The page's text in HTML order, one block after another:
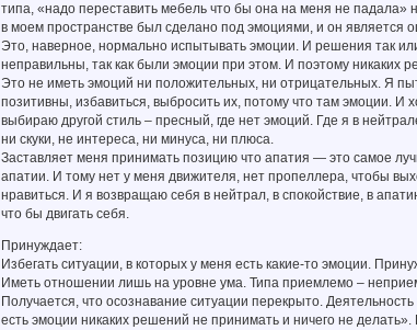
типа, «надо переставить мебель что бы она на меня не падала»
в моем пространстве был сделано под эмоциями, и он
Это, наверное, нормально испытывать эмоции. И решения так
неправильны, так как были эмоции при этом. И поэтому никаких
Это не иметь эмоций ни положительных, ни отрицательных. Я
позитивны, избавиться, выбросить их, потому что там эмоции.
выбираю другой стиль – пресный, где нет эмоций. Где я в
ни скуки, не интереса, ни минуса, ни плюса.
Заставляет меня принимать позицию что апатия — это самое
апатии. И тому нет у меня движителя, нет пропеллера, чтобы
нравиться. И я возвращаю себя в нейтрал, в спокойствие, в
что бы двигать себя.
Принуждает:
Избегать ситуации, в которых у меня есть какие-то эмоции.
Иметь отношении лишь на уровне ума. Типа приемлемо –
Получается, что осознавание ситуации перекрыто.
есть эмоции никаких решений не принимать и ничего не